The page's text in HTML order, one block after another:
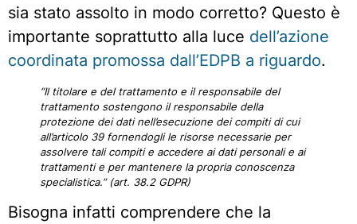
sia stato assolto in modo corretto? Questo è
importante soprattutto alla luce dell’azione
coordinata promossa dall’EDPB a riguardo.
“Il titolare e del trattamento e il responsabile del
trattamento sostengono il responsabile della
protezione dei dati nell’esecuzione dei compiti di cui
all’articolo 39 fornendogli le risorse necessarie per
assolvere tali compiti e accedere ai dati personali e ai
trattamenti e per mantenere la propria conoscenza
specialistica.” (art. 38.2 GDPR)
Bisogna infatti comprendere che la